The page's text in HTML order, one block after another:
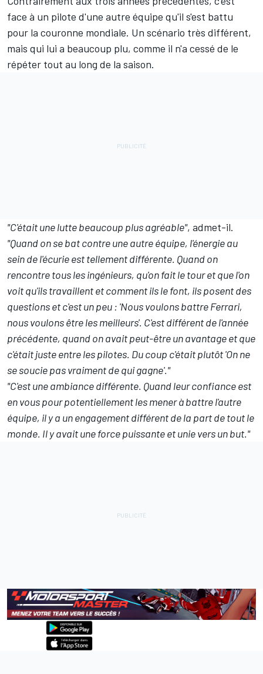
face à un pilote d'une autre équipe qu'il s'est battu
pour la couronne mondiale. Un scénario très différent,
mais qui lui a beaucoup plu, comme il n'a cessé de le
répéter tout au long de la saison.
"C'était une lutte beaucoup plus agréable", admet-il.
"Quand on se bat contre une autre équipe, l'énergie au
sein de l'écurie est tellement différente. Quand on
rencontre tous les ingénieurs, qu'on fait le tour et que l'on
voit qu'ils travaillent et comment ils le font, ils posent des
questions et c'est un peu : 'Nous voulons battre Ferrari,
nous voulons être les meilleurs'. C'est différent de l'année
précédente, quand on avait peut-être un avantage et que
c'était juste entre les pilotes. Du coup c'était plutôt 'On ne
se soucie pas vraiment de qui gagne'."
"C'est une ambiance différente. Quand leur confiance est
en vous pour potentiellement les mener à battre l'autre
équipe, il y a un engagement différent de la part de tout le
monde. Il y avait une force puissante et unie vers un but."